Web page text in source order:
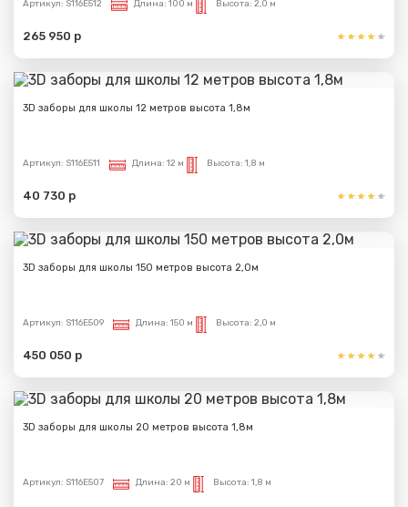
Артикул: S116E512 Длина: 100 м Высота: 2,0 м
265 950 р
3D заборы для школы 12 метров высота 1,8м
Артикул: S116E511 Длина: 12 м Высота: 1,8 м
40 730 р
3D заборы для школы 150 метров высота 2,0м
Артикул: S116E509 Длина: 150 м Высота: 2,0 м
450 050 р
3D заборы для школы 20 метров высота 1,8м
Артикул: S116E507 Длина: 20 м Высота: 1,8 м